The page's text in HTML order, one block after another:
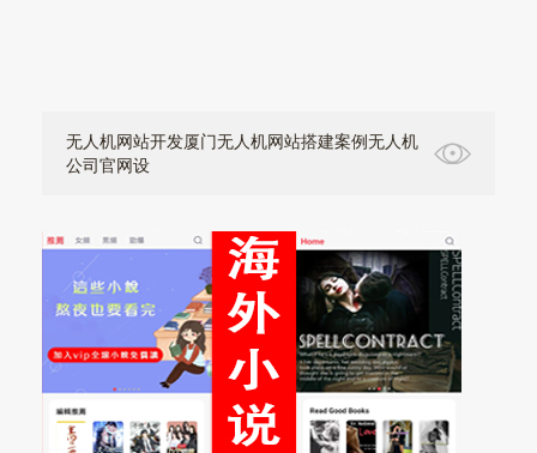
无人机网站开发厦门无人机网站搭建案例无人机
公司官网设